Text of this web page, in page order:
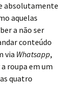
absolutamente
aquelas
a não ser
conteúdo
via Whatsapp,
roupa em um
quatro